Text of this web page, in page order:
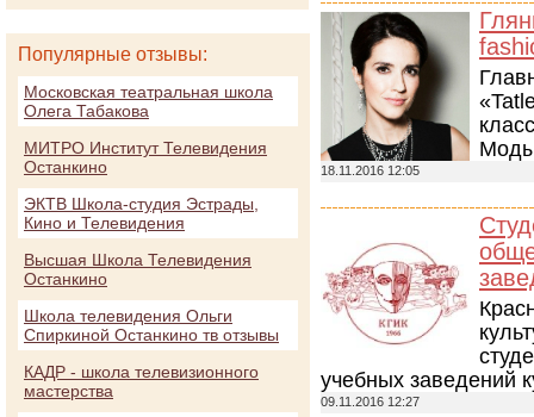
18.11.2016 12:05
учебных заведений
09.11.2016 12:27
Популярные отзывы:
Московская театральная школа
Олега Табакова
МИТРО Институт Телевидения
Останкино
ЭКТВ Школа-студия Эстрады,
Кино и Телевидения
Высшая Школа Телевидения
Останкино
Школа телевидения Ольги
Спиркиной Останкино тв отзывы
КАДР - школа телевизионного
мастерства